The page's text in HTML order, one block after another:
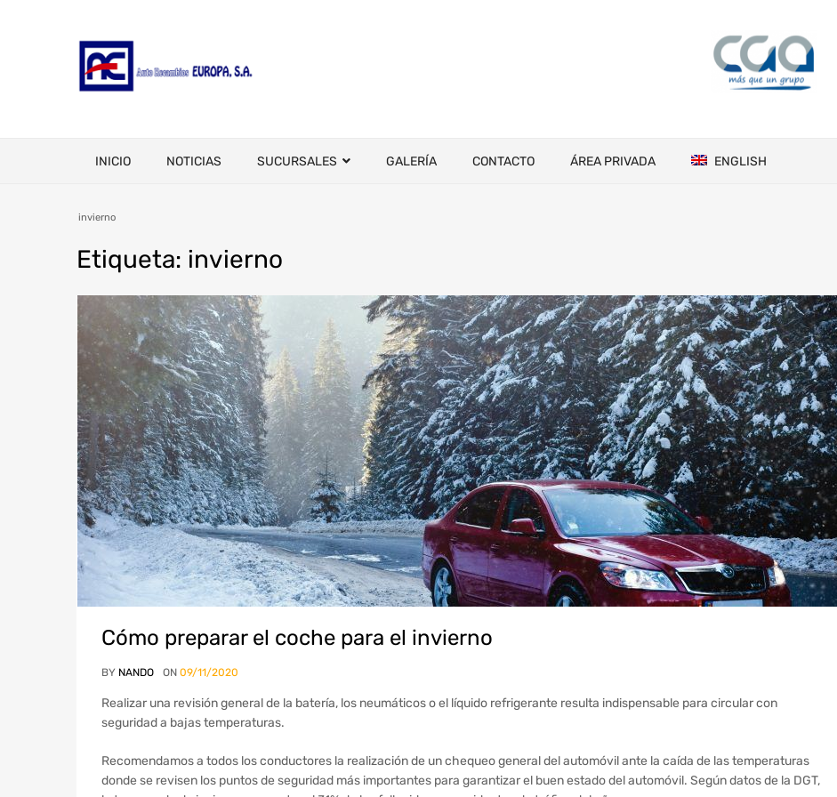
INICIO NOTICIAS SUCURSALES GALERÍA CONTACTO ÁREA PRIVADA ENGLISH
invierno
Etiqueta: invierno
Cómo preparar el coche para el invierno
BY NANDO ON 09/11/2020
Realizar una revisión general de la batería, los neumáticos o el líquido refrigerante resulta indispensable para circular con
seguridad a bajas temperaturas.
Recomendamos a todos los conductores la realización de un chequeo general del automóvil ante la caída de las temperaturas
donde se revisen los puntos de seguridad más importantes para garantizar el buen estado del automóvil. Según datos de la DGT,